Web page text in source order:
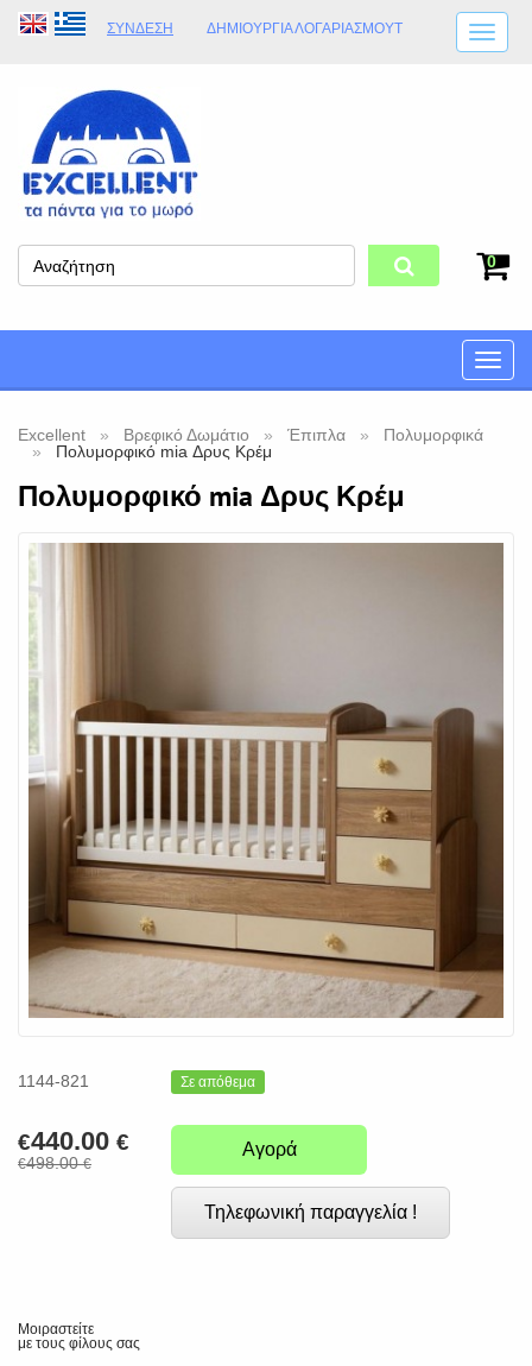
ΣΎΝΔΕΣΗ ΔΗΜΙΟΥΡΓΊΑ ΛΟΓΑΡΙΑΣΜΟΎT
ΩΡΆΡΙΟ ΚΑΤΑΣΤΉΜΑΤΟΣ
ΦΥΣΙΚΌ ΚΑΤΆΣΤΗΜΑ
0
Toggle
Excellent Βρεφικό Δωμάτιο Έπιπλα
Πολυμορφικά
Πολυμορφικό mia Δρυς Κρέμ
Πολυμορφικό mia Δρυς Κρέμ
1144-821 Σε απόθεμα
€440.00 €
€498.00€
Αγορά
Τηλεφωνική παραγγελία !
Μοιραστείτε
με τους φίλους σας